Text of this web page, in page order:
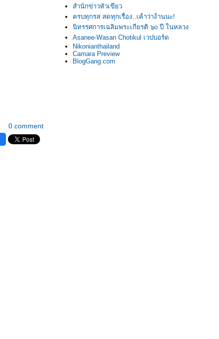
0 comment
สำนักข่าวหัวเขียว
ครบทุกรส สดทุกเรื่อง..เค้าว่าง้านนะ!
นิทรรศการเฉลิมพระเกียรติ ๖o ปี ในหลวง
Asanee-Wasan Chotikul เวปบอร์ด
Nikonianthailand
Camara Preview
BlogGang.com